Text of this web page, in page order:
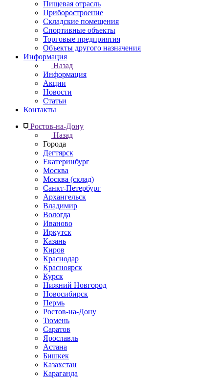
Пищевая отрасль
Приборостроение
Складские помещения
Спортивные объекты
Торговые предприятия
Объекты другого назначения
Информация
Назад
Информация
Акции
Новости
Статьи
Контакты
Ростов-на-Дону
Назад
Города
Дегтярск
Екатеринбург
Москва
Москва (склад)
Санкт-Петербург
Архангельск
Владимир
Вологда
Иваново
Иркутск
Казань
Киров
Краснодар
Красноярск
Курск
Нижний Новгород
Новосибирск
Пермь
Ростов-на-Дону
Тюмень
Саратов
Ярославль
Астана
Бишкек
Казахстан
Караганда